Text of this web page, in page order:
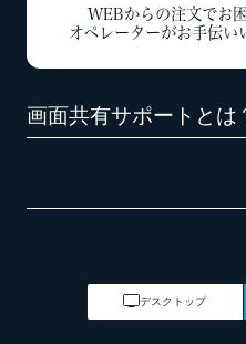
WEBからの注文でお
オペレーターがお手伝い
画面共有サポートとは
デスクトップ